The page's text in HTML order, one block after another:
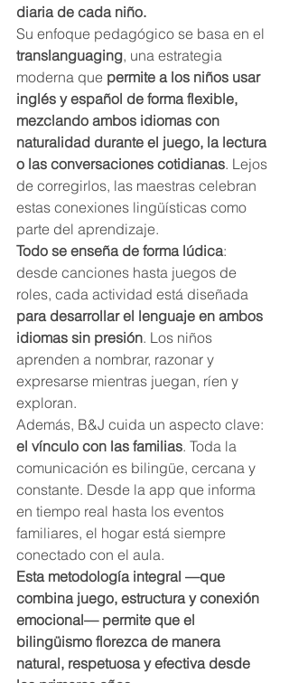
diaria de cada niño.
Su enfoque pedagógico se basa en el
translanguaging, una estrategia
moderna que permite a los niños usar
inglés y español de forma flexible,
mezclando ambos idiomas con
naturalidad durante el juego, la lectura
o las conversaciones cotidianas. Lejos
de corregirlos, las maestras celebran
estas conexiones lingüísticas como
parte del aprendizaje.
Todo se enseña de forma lúdica:
desde canciones hasta juegos de
roles, cada actividad está diseñada
para desarrollar el lenguaje en ambos
idiomas sin presión. Los niños
aprenden a nombrar, razonar y
expresarse mientras juegan, ríen y
exploran.
Además, B&J cuida un aspecto clave:
el vínculo con las familias. Toda la
comunicación es bilingüe, cercana y
constante. Desde la app que informa
en tiempo real hasta los eventos
familiares, el hogar está siempre
conectado con el aula.
Esta metodología integral —que
combina juego, estructura y conexión
emocional— permite que el
bilingüismo florezca de manera
natural, respetuosa y efectiva desde